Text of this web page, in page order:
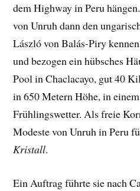
dem Highway in Peru
von Unruh dann den
László von Balás-Piry
und bezogen ein hübsches
Pool in Chaclacayo, gut 40
in 650 Metern Höhe, in
Frühlingswetter. Als freie
Modeste von Unruh in Peru
Kristall.
Ein Auftrag führte sie nach